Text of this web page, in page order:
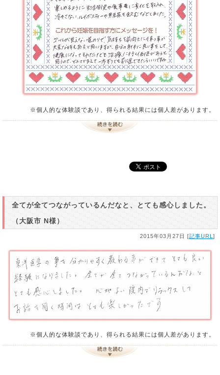
※個人的な体験談であり、得られる結果には個人差があります。
全てが全てつながっているんだなと、とても感心しました。
（大阪市 N様）
2015年03月27日 [記事URL ]
※個人的な体験談であり、得られる結果には個人差があります。